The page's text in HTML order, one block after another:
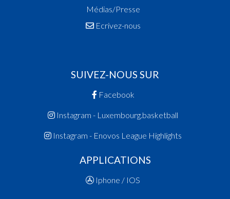
Médias/Presse
Ecrivez-nous
SUIVEZ-NOUS SUR
Facebook
Instagram - Luxembourg.basketball
Instagram - Enovos League Highlights
APPLICATIONS
Iphone / IOS